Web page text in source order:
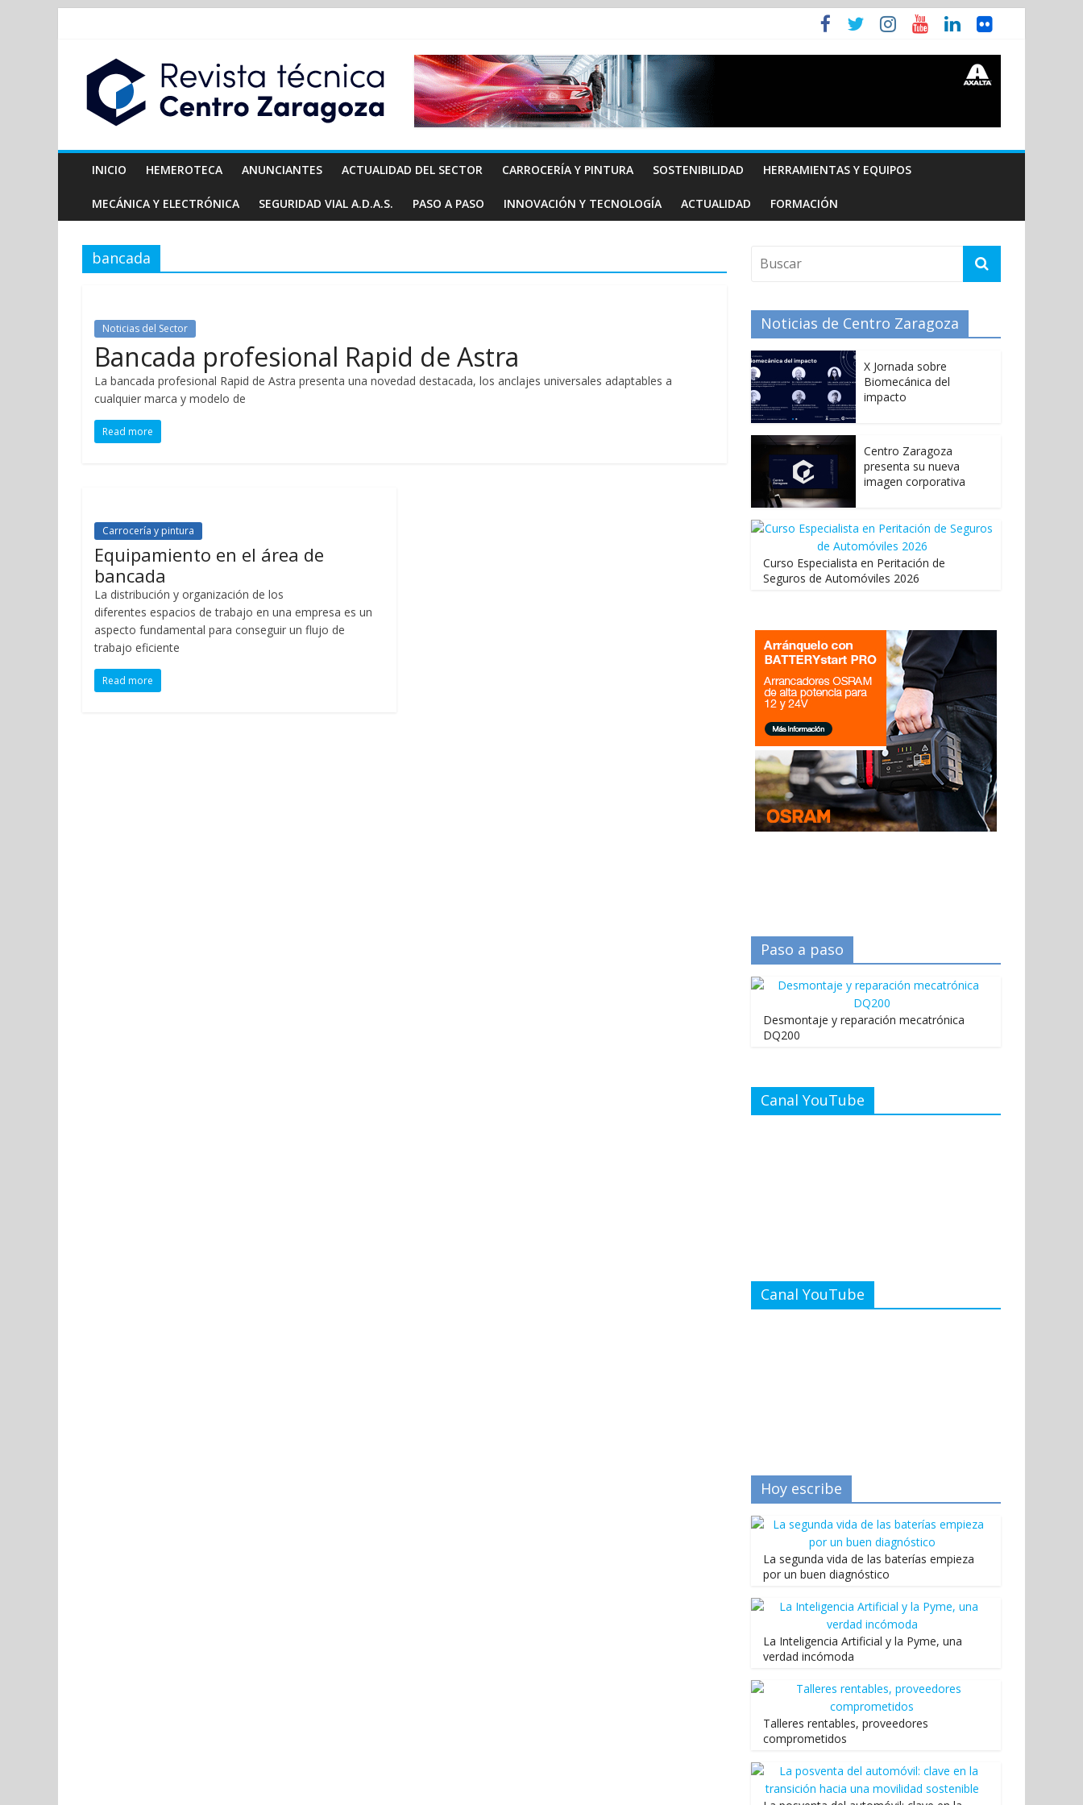
INICIO HEMEROTECA ANUNCIANTES ACTUALIDAD DEL SECTOR CARROCERÍA Y PINTURA SOSTENIBILIDAD HERRAMIENTAS Y EQUIPOS
MECÁNICA Y ELECTRÓNICA SEGURIDAD VIAL A.D.A.S. PASO A PASO INNOVACIÓN Y TECNOLOGÍA ACTUALIDAD FORMACIÓN
bancada
Noticias del Sector
Bancada profesional Rapid de Astra
La bancada profesional Rapid de Astra presenta una novedad destacada, los anclajes universales adaptables a
cualquier marca y modelo de
Read more
Carrocería y pintura
Equipamiento en el área de
bancada
La distribución y organización de los
diferentes espacios de trabajo en una empresa es un
aspecto fundamental para conseguir un flujo de
trabajo eficiente
Read more
Noticias de Centro Zaragoza
X Jornada sobre
Biomecánica del
impacto
Centro Zaragoza
presenta su nueva
imagen corporativa
Curso Especialista en Peritación de
Seguros de Automóviles 2026
Paso a paso
Desmontaje y reparación mecatrónica
DQ200
Canal YouTube
Canal YouTube
Hoy escribe
La segunda vida de las baterías empieza
por un buen diagnóstico
La Inteligencia Artificial y la Pyme, una
verdad incómoda
Talleres rentables, proveedores
comprometidos